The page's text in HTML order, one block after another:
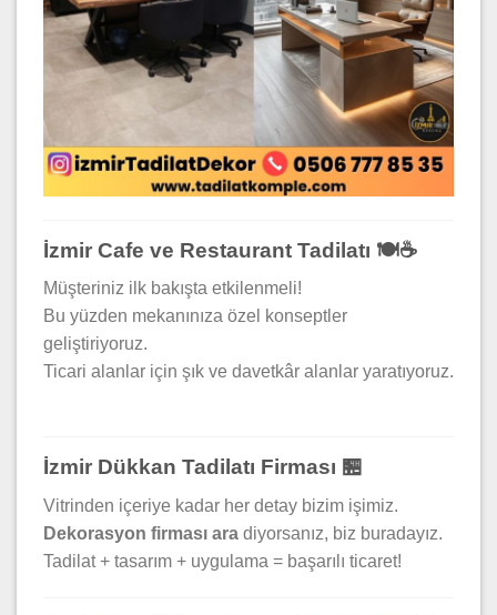
İzmir Cafe ve Restaurant Tadilatı 🍽️☕
Müşteriniz ilk bakışta etkilenmeli!
Bu yüzden mekanınıza özel konseptler
geliştiriyoruz.
Ticari alanlar için şık ve davetkâr alanlar yaratıyoruz.
İzmir Dükkan Tadilatı Firması 🏪
Vitrinden içeriye kadar her detay bizim işimiz.
Dekorasyon firması ara diyorsanız, biz buradayız.
Tadilat + tasarım + uygulama = başarılı ticaret!